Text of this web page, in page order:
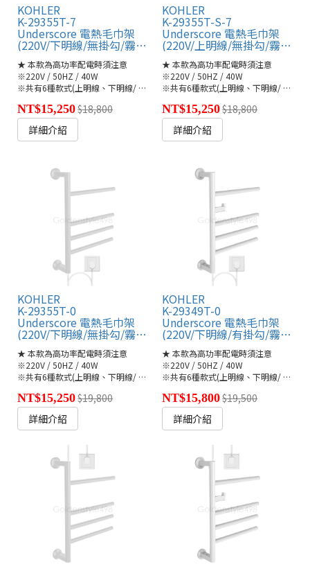
KOHLER
K-29355T-7
Underscore 電熱毛巾架
(220V/下明線/無掛勾/霧面黑)
★ 本款為高功率配電時須注意
※220V / 50HZ / 40W
※共有6種款式(上明線、下明線/ 隱藏式)🔗
●K-29355T/-A/-S(連結)
NT$15,250$18,800
詳細介紹
KOHLER
K-29355T-S-7
Underscore 電熱毛巾架
(220V/上明線/無掛勾/霧面黑)
★ 本款為高功率配電時須注意
※220V / 50HZ / 40W
※共有6種款式(上明線、下明線/ 隱藏式)🔗
NT$15,250$18,800
詳細介紹
KOHLER
K-29355T-0
Underscore 電熱毛巾架
(220V/下明線/無掛勾/霧面白)
★ 本款為高功率配電時須注意
※220V / 50HZ / 40W
※共有6種款式(上明線、下明線/ 隱藏式)🔗
●K-29355T/-A/-S(連結)
NT$15,250$19,800
詳細介紹
KOHLER
K-29349T-0
Underscore 電熱毛巾架
(220V/下明線/有掛勾/霧面白)
★ 本款為高功率配電時須注意
※220V / 50HZ / 40W
※共有6種款式(上明線、下明線/ 隱藏式)🔗
NT$15,800$19,500
詳細介紹